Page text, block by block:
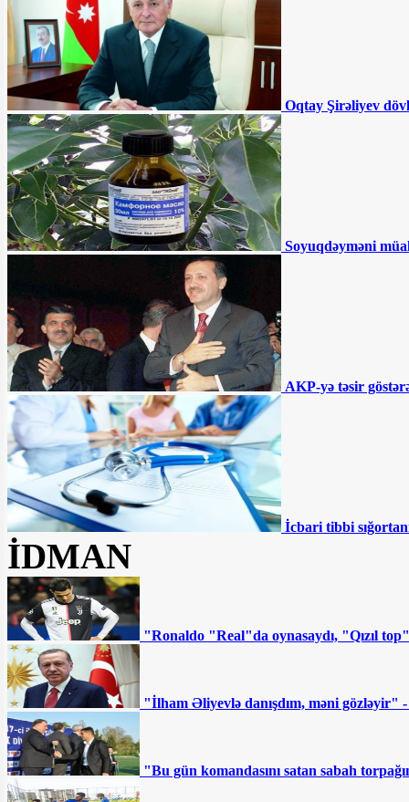
Azərbaycanın UEFA-nın
Feyr-Pley reytinqində yeri AÇIQLANIB
Azərbaycanda QHT sədri
DƏHŞƏTLİ QƏZADA öldü
Müdafiə nazirin kortejinə
hücum olundu - ÖLƏNLƏR VAR
Sürücülərin NƏZƏRİNƏ:
Bu ərazilərdə radara düşmüsünüzsə, ləğv
İki qurum birləşdirilir,
Samir Şərifov yola salınır - Şok təfərrüat
Səhiyyədə “şəkər
müəmması” - Pulsuz verilsə də...
MSK Zahir Əzəmətin
şikayətini təmin etmədi – Namizəd
Apelyasiya Məhkəməsinə şikayət edəcək
“Müştərilər vəsaitlərinin
batmasından qorxurlar” - Fazil
Məmmədovun bankında nələr baş verir?
DYP-nin ləğvi tələb olunur:
Ya da sistem kökündən dəyişsin
Ermənistanın sabiq “baş
çekistinin” ölümü: Paşinyan hədəfə alınıb
- ŞƏRH
“Sovetski”də 8 milyona
torpaq satılır - Fotofakt
Oqtay Şirəliyev
Soyuqdəyməni
AKP-yə təsir
İcbari tibbi
İDMAN
"Ronaldo "Real"da oynasaydı, "Qızıl
"İlham Əliyevlə danışdım, məni
"Bu gün komandasını satan sabah